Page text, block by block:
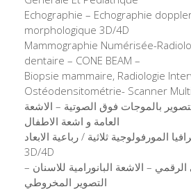
Echographie – Echographie
morphologique 3D/4D
Mammographie Numérisée-
dentaire – CONE BEAM –
Biopsie mammaire, Radiologie
Ostéodensitométrie- Scanner
بالموجات فوق الصوتية – الاشعة
العامة و اشعة الاطفال
المورفولوجية ثلاثية / رباعية الابعاد
3D/4D
– الاشعة البانورامية للاسنان –
التصوير المخروطي